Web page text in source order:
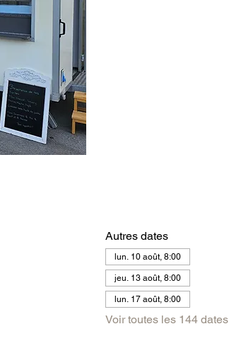
Autres dates
lun. 10 août, 8:00
jeu. 13 août, 8:00
lun. 17 août, 8:00
Voir toutes les 144 dates